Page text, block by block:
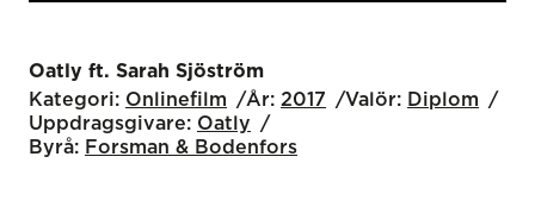
Oatly ft. Sarah Sjöström
Kategori: Onlinefilm År: 2017 Valör: Diplom
Uppdragsgivare: Oatly
Byrå: Forsman & Bodenfors